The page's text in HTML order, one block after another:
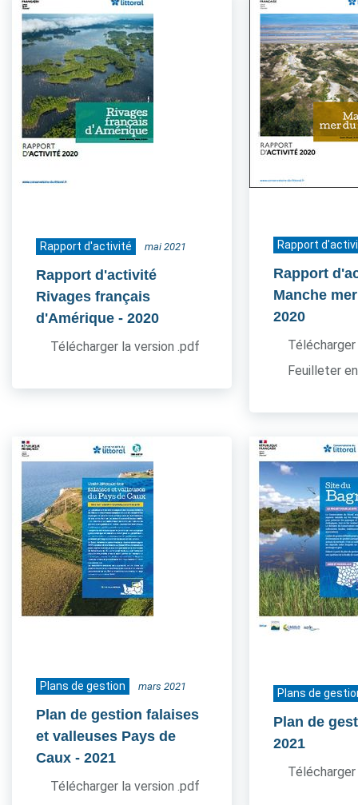
Rapport d'activité mai 2021
Rapport d'activité
Rivages français
d'Amérique - 2020
Télécharger la version .pdf
Rapport
Rapport
Manche
2020
Feuilleter
Plans de gestion mars 2021
Plan de gestion falaises
et valleuses Pays de
Caux - 2021
Télécharger la version .pdf
Plans de
Plan de
2021